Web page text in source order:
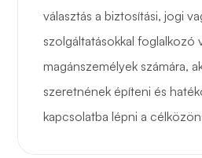
választás a biztosítási, jogi
szolgáltatásokkal foglalkozó
magánszemélyek számára,
szeretnének építeni és
kapcsolatba lépni a